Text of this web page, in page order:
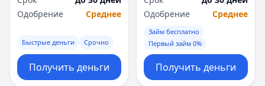
Одобрение
Среднее
Быстрые деньги Срочно
Получить деньги
Одобрение
Среднее
Займ бесплатно
Первый займ 0%
Получить деньги